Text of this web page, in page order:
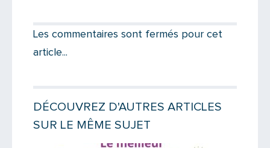
Les commentaires sont fermés pour cet
article...
DÉCOUVREZ D'AUTRES ARTICLES
SUR LE MÊME SUJET